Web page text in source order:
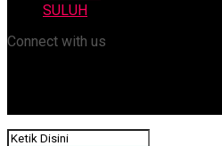
SULUH
Connect with us